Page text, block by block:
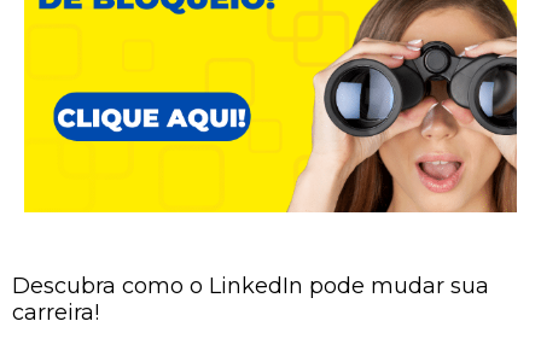
Descubra como o LinkedIn pode mudar sua
carreira!